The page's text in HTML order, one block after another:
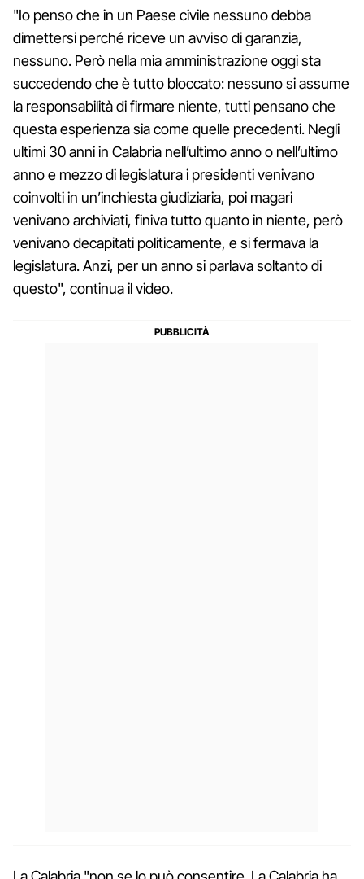
"Io penso che in un Paese civile nessuno debba
dimettersi perché riceve un avviso di garanzia,
nessuno. Però nella mia amministrazione oggi sta
succedendo che è tutto bloccato: nessuno si assume
la responsabilità di firmare niente, tutti pensano che
questa esperienza sia come quelle precedenti. Negli
ultimi 30 anni in Calabria nell’ultimo anno o nell’ultimo
anno e mezzo di legislatura i presidenti venivano
coinvolti in un’inchiesta giudiziaria, poi magari
venivano archiviati, finiva tutto quanto in niente, però
venivano decapitati politicamente, e si fermava la
legislatura. Anzi, per un anno si parlava soltanto di
questo", continua il video.